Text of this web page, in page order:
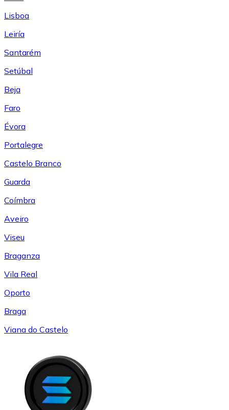
Lisboa
Leiría
Santarém
Setúbal
Beja
Faro
Évora
Portalegre
Castelo Branco
Guarda
Coímbra
Aveiro
Viseu
Braganza
Vila Real
Oporto
Braga
Viana do Castelo